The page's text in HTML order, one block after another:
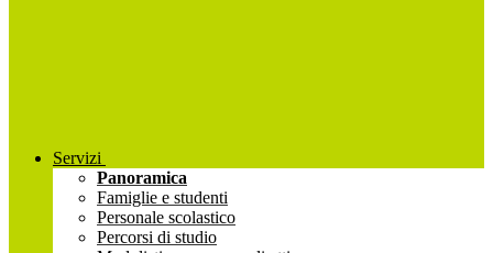
Servizi
Panoramica
Famiglie e studenti
Personale scolastico
Percorsi di studio